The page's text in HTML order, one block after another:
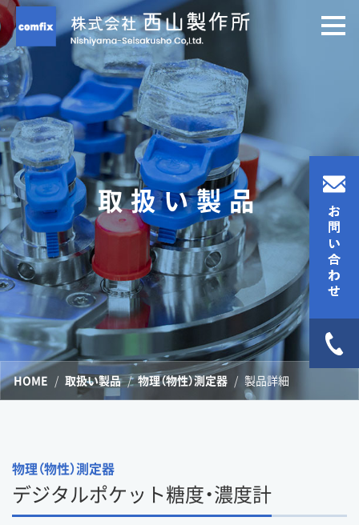
取扱い製品
HOME 取扱い製品 物理（物性）測定器 製品詳細
物理（物性）測定器
デジタルポケット糖度・濃度計